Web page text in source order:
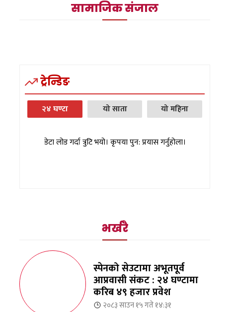
सामाजिक संजाल
ट्रेन्डिङ
२४ घण्टा यो साता यो महिना
डेटा लोड गर्दा त्रुटि भयो। कृपया पुन: प्रयास गर्नुहोला।
भर्खरै
स्पेनको सेउटामा अभूतपूर्व
आप्रवासी संकट : २४ घण्टामा
करिब ४९ हजार प्रवेश
२०८३ साउन १५ गते १४:३१